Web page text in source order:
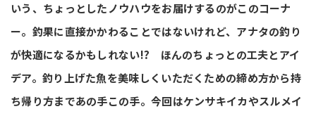
いう、ちょっとしたノウハウをお届けするのがこのコーナ
ー。釣果に直接かかわることではないけれど、アナタの釣り
が快適になるかもしれない!? ほんのちょっとの工夫とアイ
デア。釣り上げた魚を美味しくいただくための締め方から持
ち帰り方まであの手この手。 今回はケンサキイカやスルメイ